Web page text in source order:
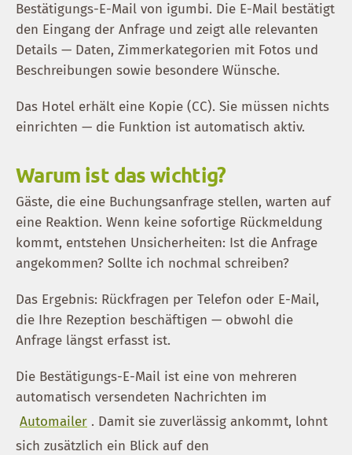
Bestätigungs-E-Mail von igumbi. Die E-Mail bestätigt
den Eingang der Anfrage und zeigt alle relevanten
Details — Daten, Zimmerkategorien mit Fotos und
Beschreibungen sowie besondere Wünsche.
Das Hotel erhält eine Kopie (CC). Sie müssen nichts
einrichten — die Funktion ist automatisch aktiv.
Warum ist das wichtig?
Gäste, die eine Buchungsanfrage stellen, warten auf
eine Reaktion. Wenn keine sofortige Rückmeldung
kommt, entstehen Unsicherheiten: Ist die Anfrage
angekommen? Sollte ich nochmal schreiben?
Das Ergebnis: Rückfragen per Telefon oder E-Mail,
die Ihre Rezeption beschäftigen — obwohl die
Anfrage längst erfasst ist.
Die Bestätigungs-E-Mail ist eine von mehreren
automatisch versendeten Nachrichten im
Automailer . Damit sie zuverlässig ankommt, lohnt
sich zusätzlich ein Blick auf den